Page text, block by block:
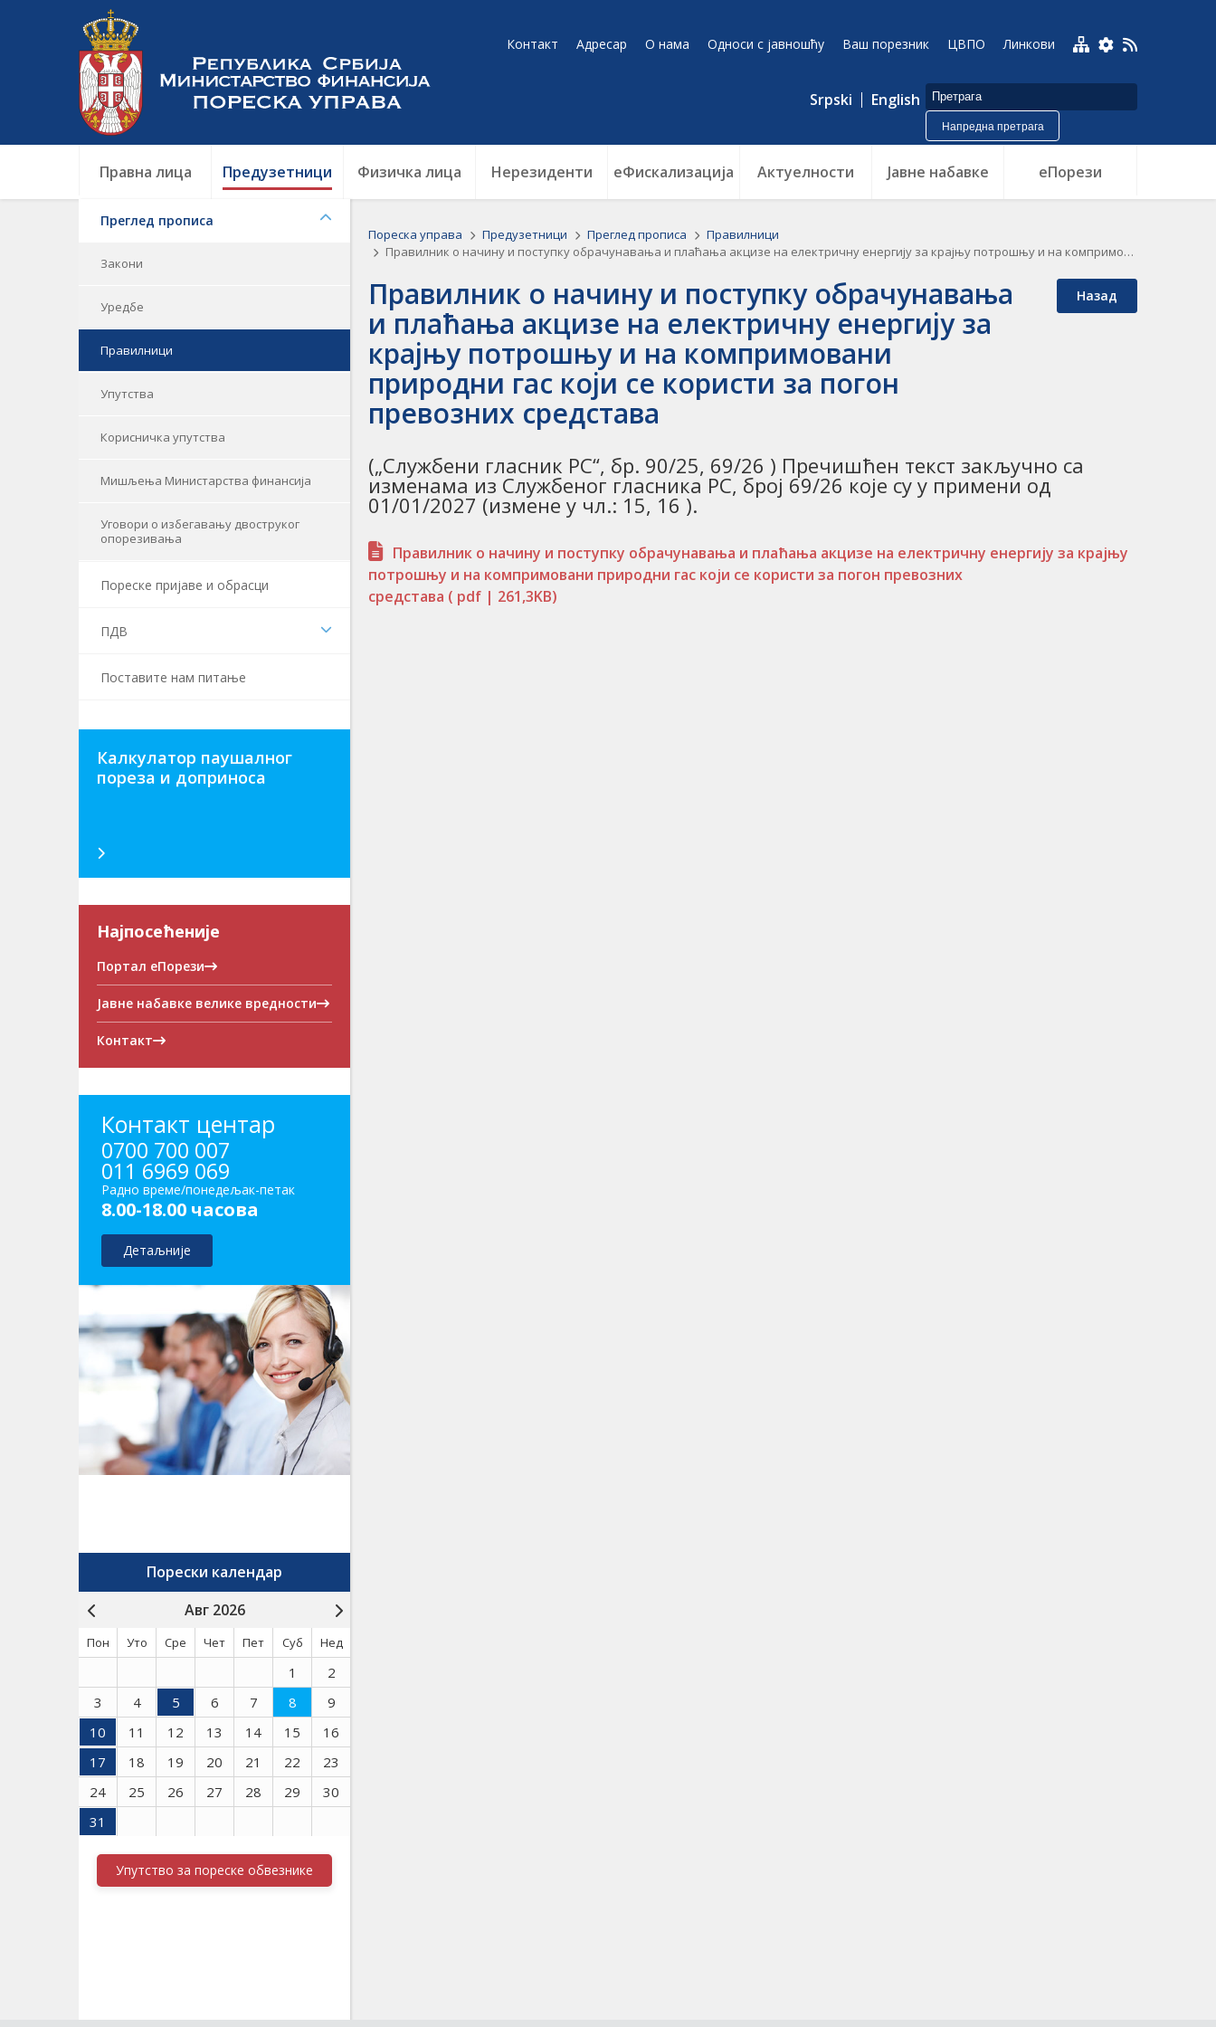
Контакт Адресар О нама Односи с јавношћу Ваш порезник ЦВПО Линкови
Srpski English
Напредна претрага
Правна лица Предузетници Физичка лица Нерезиденти еФискализација Актуелности Jавне набавке еПорези
Преглед прописа
Закони
Уредбе
Правилници
Упутства
Корисничка упутства
Мишљења Министарства финансија
Уговори о избегавању двоструког
опорезивања
Пореске пријаве и обрасци
ПДВ
Поставите нам питање
Калкулатор паушалног
пореза и доприноса
Најпосећеније
Портал еПорези
Јавне набавке велике вредности
Контакт
Контакт центар
0700 700 007
011 6969 069
Радно време/понедељак-петак
8.00-18.00 часова
Детаљније
Порески календар
Авг 2026
Пон Уто Сре Чет Пет Суб Нед
1
2
3
4 5 6 7 8
9
10
11 12 13 14 15
16
17
18 19 20 21 22
23
24
25 26 27 28 29
30
31
Упутство за пореске обвезнике
Пореска управа Предузетници Преглед прописа
Правилници
Правилник о начину и поступку обрачунавања и плаћања акцизе на електричну енергију за крајњу потрошњу и на компримовани природни гас који се користи за погон превозних средстава
Назад
Правилник о начину и поступку обрачунавања
и плаћања акцизе на електричну енергију за
крајњу потрошњу и на компримовани
природни гас који се користи за погон
превозних средстава
(„Службени гласник РС“, бр. 90/25, 69/26 ) Пречишћен текст закључно са
изменама из Службеног гласника РС, број 69/26 које су у примени од
01/01/2027 (измене у чл.: 15, 16 ).
Правилник о начину и поступку обрачунавања и плаћања акцизе на електричну енергију за крајњу
потрошњу и на компримовани природни гас који се користи за погон превозних
средстава ( pdf | 261,3KB)